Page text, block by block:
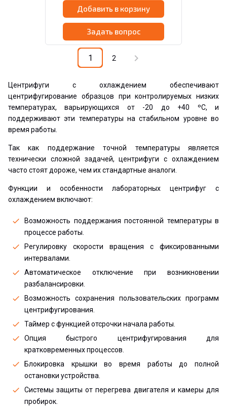
Добавить в корзину
Задать вопрос
1 2 chevron_right
Центрифуги с охлаждением обеспечивают
центрифугирование образцов при контролируемых низких
температурах, варьирующихся от -20 до +40 ºС, и
поддерживают эти температуры на стабильном уровне во
время работы.
Так как поддержание точной температуры является
технически сложной задачей, центрифуги с охлаждением
часто стоят дороже, чем их стандартные аналоги.
Функции и особенности лабораторных центрифуг с
охлаждением включают:
Возможность поддержания постоянной температуры в
процессе работы.
Регулировку скорости вращения с фиксированными
интервалами.
Автоматическое отключение при возникновении
разбалансировки.
Возможность сохранения пользовательских программ
центрифугирования.
Таймер с функцией отсрочки начала работы.
Опция быстрого центрифугирования для
кратковременных процессов.
Блокировка крышки во время работы до полной
остановки устройства.
Системы защиты от перегрева двигателя и камеры для
пробирок.